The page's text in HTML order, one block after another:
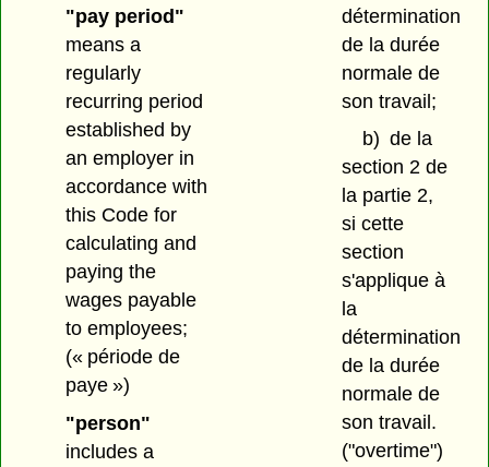
"pay period"
means a
regularly
recurring period
established by
an employer in
accordance with
this Code for
calculating and
paying the
wages payable
to employees;
(« période de
paye »)
"person"
includes a
détermination
de la durée
normale de
son travail;
b) de la
section 2 de
la partie 2,
si cette
section
s'applique à
la
détermination
de la durée
normale de
son travail.
("overtime")